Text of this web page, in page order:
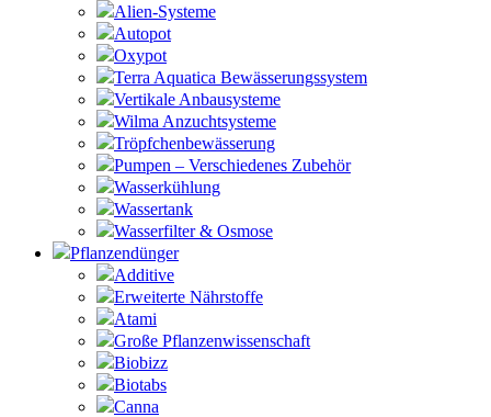
Alien-Systeme
Autopot
Oxypot
Terra Aquatica Bewässerungssystem
Vertikale Anbausysteme
Wilma Anzuchtsysteme
Tröpfchenbewässerung
Pumpen – Verschiedenes Zubehör
Wasserkühlung
Wassertank
Wasserfilter & Osmose
Pflanzendünger
Additive
Erweiterte Nährstoffe
Atami
Große Pflanzenwissenschaft
Biobizz
Biotabs
Canna